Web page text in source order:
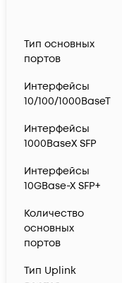
Тип основных
портов
Интерфейсы
10/100/1000BaseT
Интерфейсы
1000BaseX SFP
Интерфейсы
10GBase-X SFP+
Количество
основных
портов
Тип Uplink